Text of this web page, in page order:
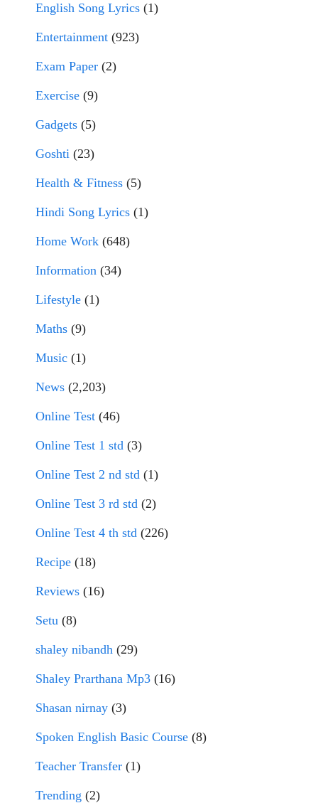
English Song Lyrics (1)
Entertainment (923)
Exam Paper (2)
Exercise (9)
Gadgets (5)
Goshti (23)
Health & Fitness (5)
Hindi Song Lyrics (1)
Home Work (648)
Information (34)
Lifestyle (1)
Maths (9)
Music (1)
News (2,203)
Online Test (46)
Online Test 1 std (3)
Online Test 2 nd std (1)
Online Test 3 rd std (2)
Online Test 4 th std (226)
Recipe (18)
Reviews (16)
Setu (8)
shaley nibandh (29)
Shaley Prarthana Mp3 (16)
Shasan nirnay (3)
Spoken English Basic Course (8)
Teacher Transfer (1)
Trending (2)